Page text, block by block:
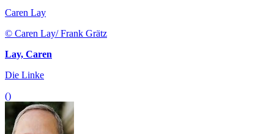
Caren Lay
© Caren Lay/ Frank Grätz
Lay, Caren
Die Linke
()